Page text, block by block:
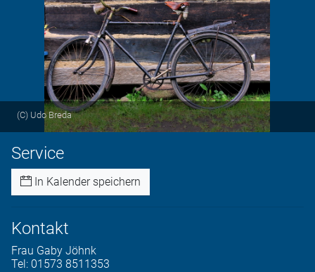
(C) Udo Breda
Service
In Kalender speichern
Kontakt
Frau Gaby Jöhnk
Tel: 01573 8511353